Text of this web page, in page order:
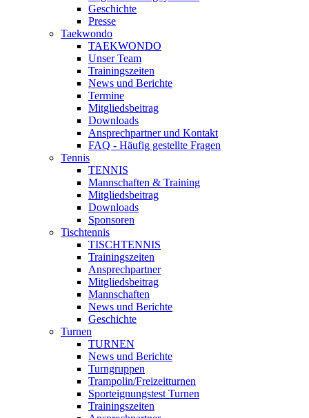
Geschichte
Presse
Taekwondo
TAEKWONDO
Unser Team
Trainingszeiten
News und Berichte
Termine
Mitgliedsbeitrag
Downloads
Ansprechpartner und Kontakt
FAQ - Häufig gestellte Fragen
Tennis
TENNIS
Mannschaften & Training
Mitgliedsbeitrag
Downloads
Sponsoren
Tischtennis
TISCHTENNIS
Trainingszeiten
Ansprechpartner
Mitgliedsbeitrag
Mannschaften
News und Berichte
Geschichte
Turnen
TURNEN
News und Berichte
Turngruppen
Trampolin/Freizeitturnen
Sporteignungstest Turnen
Trainingszeiten